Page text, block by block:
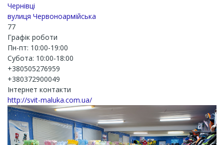
Чернівці
вулиця Червоноармійська
77
Графік роботи
Пн-пт: 10:00-19:00
Субота: 10:00-18:00
+380505276959
+380372900049
Інтернет контакти
http://svit-maluka.com.ua/